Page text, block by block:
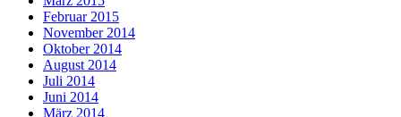
Februar 2015
November 2014
Oktober 2014
August 2014
Juli 2014
Juni 2014
März 2014